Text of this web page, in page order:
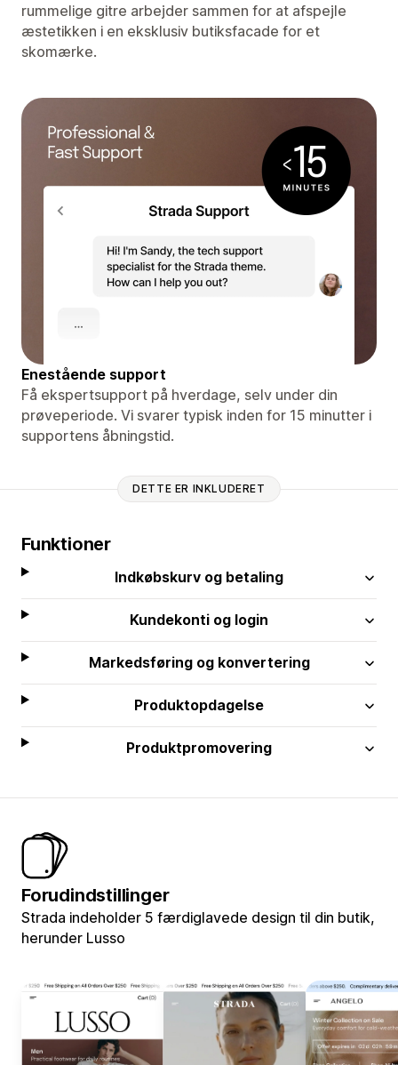
rummelige gitre arbejder sammen for at afspejle
æstetikken i en eksklusiv butiksfacade for et
skomærke.
Enestående support
Få ekspertsupport på hverdage, selv under din
prøveperiode. Vi svarer typisk inden for 15 minutter i
supportens åbningstid.
DETTE ER INKLUDERET
Funktioner
Indkøbskurv og betaling
Kundekonti og login
Markedsføring og konvertering
Produktopdagelse
Produktpromovering
Forudindstillinger
Strada indeholder 5 færdiglavede design til din butik,
herunder Lusso